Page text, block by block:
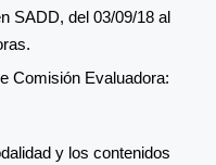
SADD, del 03/09/18 al
Comisión Evaluadora:
y los contenidos